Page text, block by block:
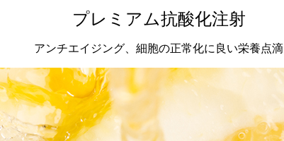
プレミアム抗酸化注射
アンチエイジング、細胞の正常化に良い栄養点滴